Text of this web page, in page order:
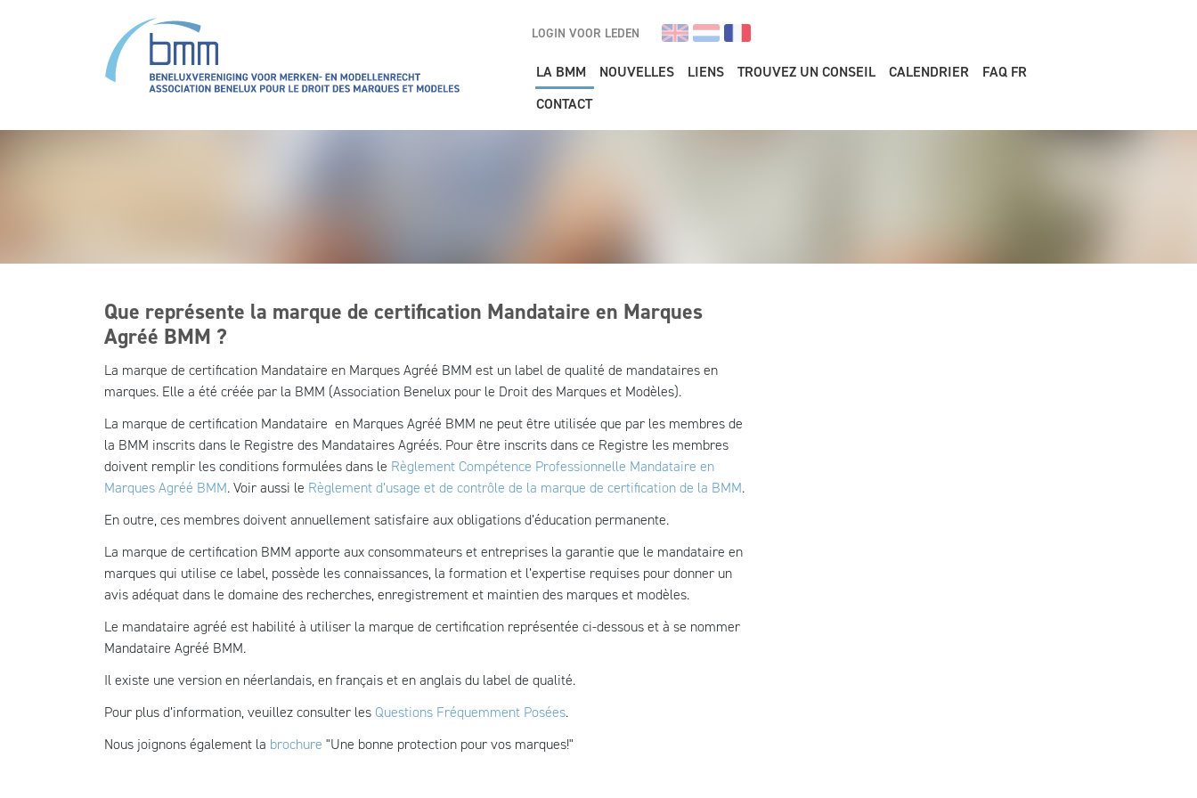
LOGIN VOOR LEDEN
Main navigation
LA BMM NOUVELLES LIENS TROUVEZ UN CONSEIL CALENDRIER
FAQ FR
CONTACT
Que représente la marque de certification Mandataire en Marques
Agréé BMM ?
La marque de certification Mandataire en Marques Agréé BMM est un label de qualité de mandataires en
marques. Elle a été créée par la BMM (Association Benelux pour le Droit des Marques et Modèles).
La marque de certification Mandataire en Marques Agréé BMM ne peut être utilisée que par les membres de
la BMM inscrits dans le Registre des Mandataires Agréés. Pour être inscrits dans ce Registre les membres
doivent remplir les conditions formulées dans le Règlement Compétence Professionnelle Mandataire en
Marques Agréé BMM. Voir aussi le Règlement d’usage et de contrôle de la marque de certification de la BMM.
En outre, ces membres doivent annuellement satisfaire aux obligations d’éducation permanente.
La marque de certification BMM apporte aux consommateurs et entreprises la garantie que le mandataire en
marques qui utilise ce label, possède les connaissances, la formation et l’expertise requises pour donner un
avis adéquat dans le domaine des recherches, enregistrement et maintien des marques et modèles.
Le mandataire agréé est habilité à utiliser la marque de certification représentée ci-dessous et à se nommer
Mandataire Agréé BMM.
Il existe une version en néerlandais, en français et en anglais du label de qualité.
Pour plus d’information, veuillez consulter les Questions Fréquemment Posées.
Nous joignons également la brochure "Une bonne protection pour vos marques!"